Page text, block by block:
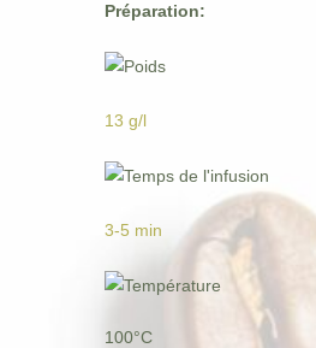
Préparation:
13 g/l
3-5 min
100°C